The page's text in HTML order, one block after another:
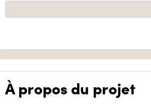
À propos du projet